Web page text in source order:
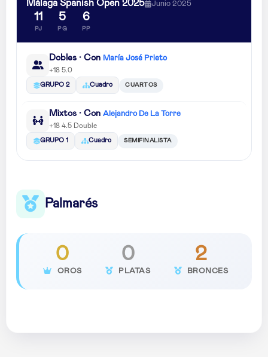
Málaga Spanish Open 2025 Junio 2025
11
PJ
5
PG
6
PP
Dobles · Con María José Prieto
+18 5.0
GRUPO 2 Cuadro CUARTOS
Mixtos · Con Alejandro De La Torre
+18 4.5 Double
GRUPO 1 Cuadro SEMIFINALISTA
Palmarés
0
OROS
0
PLATAS
2
BRONCES